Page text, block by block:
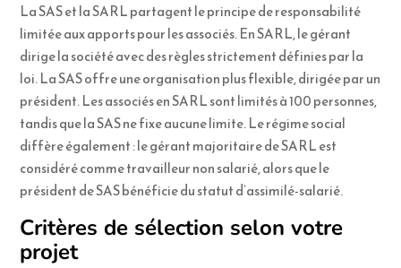
La SAS et la SARL partagent le principe de responsabilité
limitée aux apports pour les associés. En SARL, le gérant
dirige la société avec des règles strictement définies par la
loi. La SAS offre une organisation plus flexible, dirigée par un
président. Les associés en SARL sont limités à 100 personnes,
tandis que la SAS ne fixe aucune limite. Le régime social
diffère également : le gérant majoritaire de SARL est
considéré comme travailleur non salarié, alors que le
président de SAS bénéficie du statut d’assimilé-salarié.
Critères de sélection selon votre
projet